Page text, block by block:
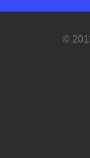
©